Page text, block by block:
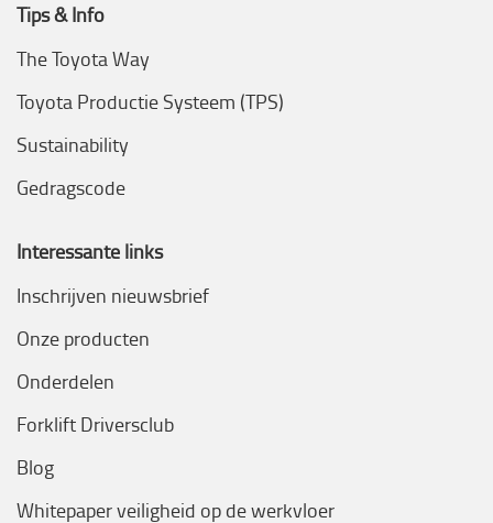
Tips & Info
The Toyota Way
Toyota Productie Systeem (TPS)
Sustainability
Gedragscode
Interessante links
Inschrijven nieuwsbrief
Onze producten
Onderdelen
Forklift Driversclub
Blog
Whitepaper veiligheid op de werkvloer